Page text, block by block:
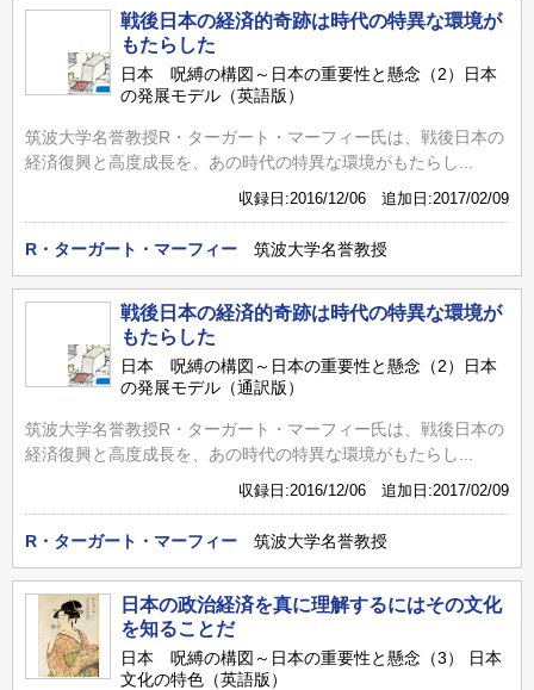
戦後日本の経済的奇跡は時代の特異な環境が
もたらした
日本 呪縛の構図～日本の重要性と懸念（2）日本
の発展モデル（英語版）
筑波大学名誉教授R・ターガート・マーフィー氏は、戦後日本の
経済復興と高度成長を、あの時代の特異な環境がもたらし...
収録日:2016/12/06 追加日:2017/02/09
R・ターガート・マーフィー 筑波大学名誉教授
戦後日本の経済的奇跡は時代の特異な環境が
もたらした
日本 呪縛の構図～日本の重要性と懸念（2）日本
の発展モデル（通訳版）
筑波大学名誉教授R・ターガート・マーフィー氏は、戦後日本の
経済復興と高度成長を、あの時代の特異な環境がもたらし...
収録日:2016/12/06 追加日:2017/02/09
R・ターガート・マーフィー 筑波大学名誉教授
日本の政治経済を真に理解するにはその文化
を知ることだ
日本 呪縛の構図～日本の重要性と懸念（3） 日本
文化の特色（英語版）